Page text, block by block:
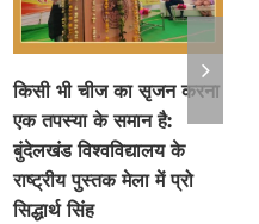
किसी भी चीज का सृजन करना
एक तपस्या के समान है:
बुंदेलखंड विश्वविद्यालय के
राष्ट्रीय पुस्तक मेला में प्रो
सिद्धार्थ सिंह